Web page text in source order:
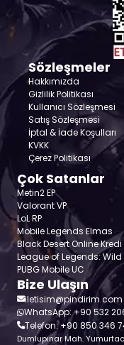
Sözleşmeler
Hakkımızda
Gizlilik Politikası
Kullanıcı Sözleşmesi
Satış Sözleşmesi
İptal & İade Koşulları
KVKK
Çerez Politikası
Çok Satanlar
Metin2 EP
Valorant VP
LoL RP
Mobile Legends Elmas
Black Desert Online Kredi
League of Legends: Wild
PUBG Mobile UC
Bize Ulaşın
iletisim@pindirim.com
WhatsApp: +90 532
Telefon: +90 850 346
Dumlupınar Mah.